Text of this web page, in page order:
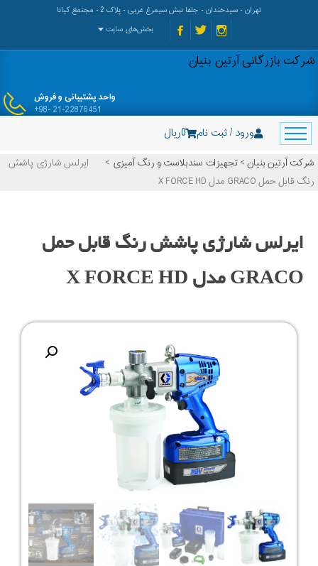
تهران - سیدخندان - جلفا نبش سیمرغ غربی - پلاک 2 - مجتمع کیانا
بخش‌های سایت
شرکت بازرگانی آرتین بنیان
واحد پشتیبانی و فروش
+98- 21-22876451
ورود / ثبت نام 0ریال
شرکت آرتین بنیان>تجهیزات سندبلاست و رنگ آمیزی >
ایرلس شارژی پاشش
رنگ قابل حمل GRACO مدل X FORCE HD
ایرلس شارژی پاشش رنگ قابل حمل
GRACO مدل X FORCE HD